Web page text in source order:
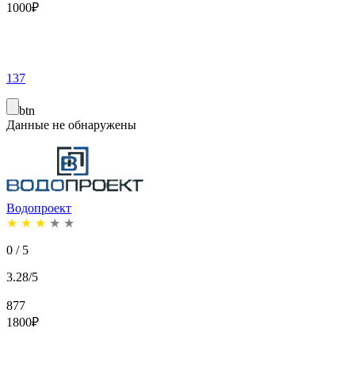
1000₽
137
btn
Данные не обнаружены
Водопроект
★ ★ ★ ★ ★
0 / 5
3.28/5
877
1800₽